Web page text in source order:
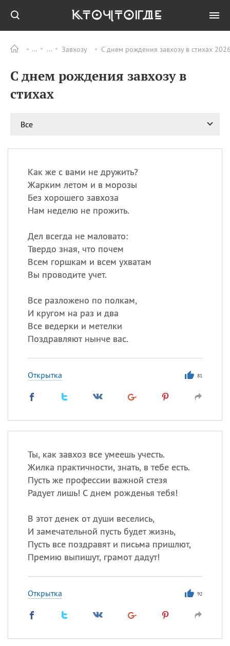
Завхозу С днем рождения завхозу в стихах
С днем рождения завхозу в
стихах
Все
Как же с вами не дружить?
Жарким летом и в морозы
Без хорошего завхоза
Нам неделю не прожить.
Дел всегда не маловато:
Твердо зная, что почем
Всем горшкам и всем ухватам
Вы проводите учет.
Все разложено по полкам,
И кругом на раз и два
Все ведерки и метелки
Поздравляют нынче вас.
Открытка 81
Ты, как завхоз все умеешь учесть.
Жилка практичности, знать, в тебе есть.
Пусть же профессии важной стезя
Радует лишь! С днем рожденья тебя!
В этот денек от души веселись,
И замечательной пусть будет жизнь,
Пусть все поздравят и письма пришлют,
Премию выпишут, грамот дадут!
Открытка 92
ПРАЗДНИКИ Все
09.08
День памяти
великомученика и
Николая Чудотворца
11.08 День полета на
11.08 День Святой Клары —
покровительницы
Сегодня празднуют именины
Анфиса
Посмотреть значение